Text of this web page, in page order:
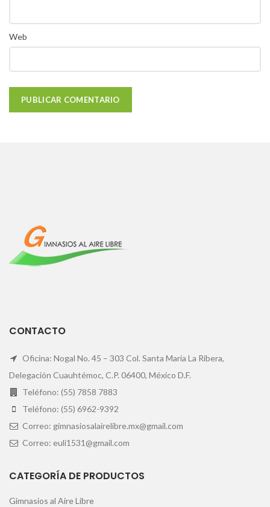
Web
CONTACTO
Oficina: Nogal No. 45 – 303 Col. Santa María La Ribera,
Delegación Cuauhtémoc, C.P. 06400, México D.F.
Teléfono: (55) 7858 7883
Teléfono: (55) 6962-9392
Correo: gimnasiosalairelibre.mx@gmail.com
Correo: euli1531@gmail.com
CATEGORÍA DE PRODUCTOS
Gimnasios al Aire Libre